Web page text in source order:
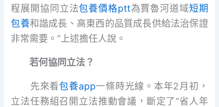
程展開協同立法包養價格ptt為賈魯河道域短期
包養和諧成長、高東西的品質成長供給法治保證
非常需要。”上述擔任人說。
若何協同立法？
先來看包養app一條時光線。本年2月初，
立法任務組召開立法推動會議，斷定了“省人年